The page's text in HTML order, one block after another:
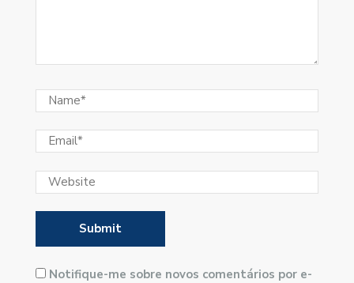
Notifique-me sobre novos comentários por e-